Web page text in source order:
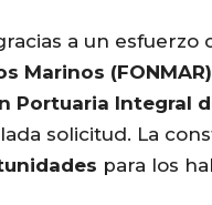
a un
Marinos (FONMAR)
Portuaria Integral
solicitud. La
para los